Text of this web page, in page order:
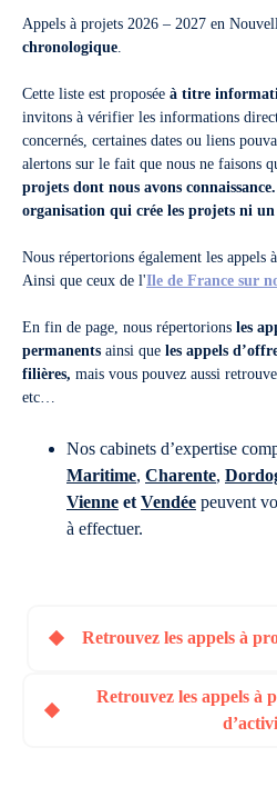
Appels à projets 2026 – 2027 en
chronologique
Cette liste est proposée à titre
invitons à vérifier les informations
concernés, certaines dates ou liens
alertons sur le fait que nous ne faisons
projets dont nous avons connaissance.
organisation qui crée les projets ni
Nous répertorions également les appels
Ainsi que ceux de l'Ile de France sur
En fin de page, nous répertorions les
permanents ainsi que les appels
filières, mais vous pouvez aussi
etc…
Nos cabinets d’expertise
Maritime, Charente,
Vienne et Vendée peuvent
à effectuer.
Retrouvez les appels à
Retrouvez les appels à